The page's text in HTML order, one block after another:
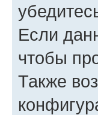
Если
чтобы
Также